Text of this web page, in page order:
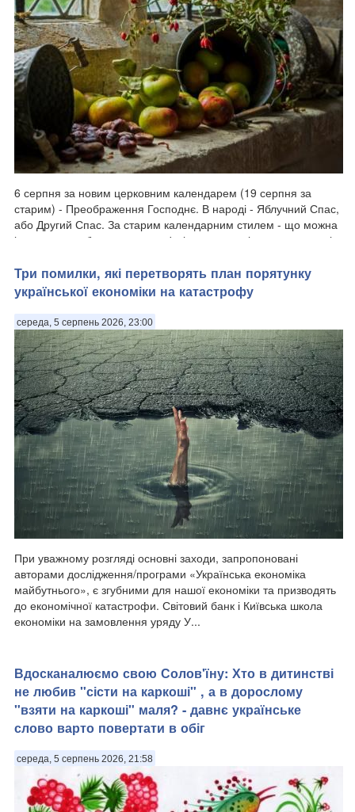
6 серпня за новим церковним календарем (19 серпня за
старим) - Преображення Господнє. В народі - Яблучний Спас,
або Другий Спас. За старим календарним стилем - що можна
і не можна робити в день пам'яті святих князів-страстотерпців
Три помилки, які перетворять план порятунку
української економіки на катастрофу
середа, 5 серпень 2026, 23:00
При уважному розгляді основні заходи, запропоновані
авторами дослідження/програми «Українська економіка
майбутнього», є згубними для нашої економіки та призводять
до економічної катастрофи. Світовий банк і Київська школа
економіки на замовлення уряду У...
Вдосканалюємо свою Солов'їну: Хто в дитинстві
не любив "сісти на каркоші" , а в дорослому
"взяти на каркоші" маля? - давнє українське
слово варто повертати в обіг
середа, 5 серпень 2026, 21:58